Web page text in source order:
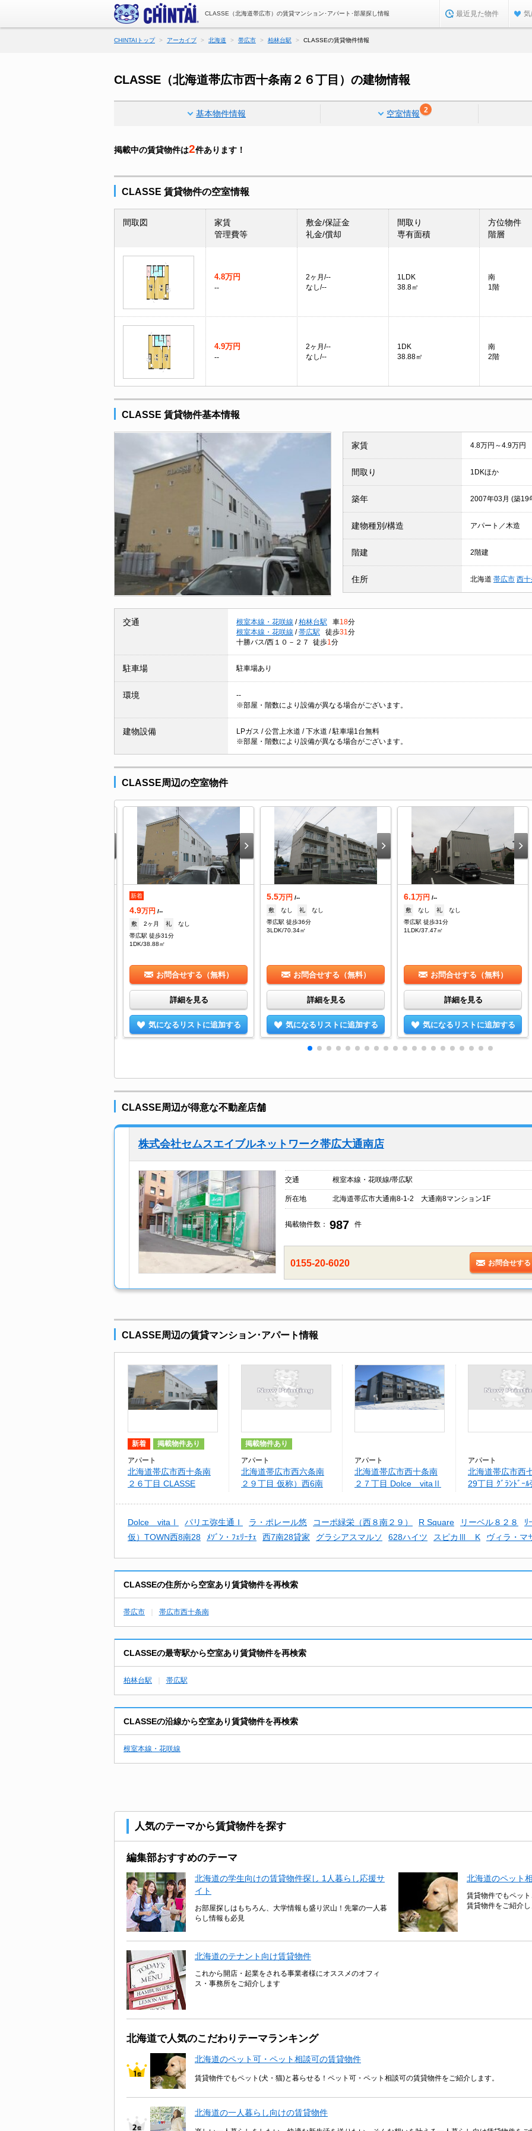
CLASSE（北海道帯広市）の賃貸マンション･アパート･部屋探し情報 最近見た物件 気
CHINTAIトップ アーカイブ 北海道 帯広市 柏林台駅 CLASSEの賃貸物件情報
CLASSE（北海道帯広市西十条南２６丁目）の建物情報
基本物件情報 空室情報 2
掲載中の賃貸物件は2件あります！
CLASSE 賃貸物件の空室情報
間取図
家賃
管理費等
敷金/保証金
礼金/償却
間取り
専有面積
方位物件
階層
4.8万円
--
2ヶ月/--
なし/--
1LDK
38.8㎡
南
1階
4.9万円
--
2ヶ月/--
なし/--
1DK
38.88㎡
南
2階
CLASSE 賃貸物件基本情報
家賃 4.8万円～4.9万円
間取り 1DKほか
築年 2007年03月 (築19
建物種別/構造 アパート／木造
階建 2階建
住所 北海道 帯広市 西十
交通 根室本線・花咲線 / 柏林台駅 車18分
根室本線・花咲線 / 帯広駅 徒歩31 分
十勝バス/西１０－２７ 徒歩1 分
駐車場 駐車場あり
環境
--
※部屋・階数により設備が異なる場合がございます。
建物設備
LPガス / 公営上水道 / 下水道 / 駐車場1台無料
※部屋・階数により設備が異なる場合がございます。
CLASSE周辺の空室物件
新着
4.9万円 /--
敷
2ヶ月 礼
なし
帯広駅 徒歩31分
1DK/38.88㎡
お問合せする（無料）
詳細を見る
気になるリストに追加する
5.5万円 /--
敷
なし 礼
なし
帯広駅 徒歩36分
3LDK/70.34㎡
お問合せする（無料）
詳細を見る
気になるリストに追加する
6.1万円 /--
敷
なし 礼
なし
帯広駅 徒歩31分
1LDK/37.47㎡
お問合せする（無料）
詳細を見る
気になるリストに追加する
CLASSE周辺が得意な不動産店舗
株式会社セムスエイブルネットワーク帯広大通南店
交通 根室本線・花咲線/帯広駅
所在地 北海道帯広市大通南8-1-2 大通南8マンション1F
掲載物件数： 987 件
0155-20-6020 お問合せする
CLASSE周辺の賃貸マンション･アパート情報
新着 掲載物件あり
アパート
北海道帯広市西十条南
２６丁目 CLASSE
掲載物件あり
アパート
北海道帯広市西六条南
２９丁目 仮称）西6南
アパート
北海道帯広市西十条南
２７丁目 Dolce vitaⅡ
アパート
北海道帯広市西
29丁目 ｸﾞﾗﾝﾄﾞｰﾙ
Dolce vitaⅠ パリエ弥生通Ｉ ラ・ポレール悠 コーポ緑栄（西８南２９） R Square リーベル８２８ ﾘ
仮）TOWN西8南28
ﾒｿﾞﾝ・ﾌｪﾘｰﾁｪ 西7南28貸家 グラシアスマルソ 628ハイツ スピカⅢ K ヴィラ・マ
CLASSEの住所から空室あり賃貸物件を再検索
帯広市 帯広市西十条南
CLASSEの最寄駅から空室あり賃貸物件を再検索
柏林台駅 帯広駅
CLASSEの沿線から空室あり賃貸物件を再検索
根室本線・花咲線
人気のテーマから賃貸物件を探す
編集部おすすめのテーマ
北海道の学生向けの賃貸物件探し 1人暮らし応援サ
イト
お部屋探しはもちろん、大学情報も盛り沢山！先輩の一人暮
らし情報も必見
北海道のペット
賃貸物件でもペッ
賃貸物件をご紹介し
北海道のテナント向け賃貸物件
これから開店・起業をされる事業者様にオススメのオフィ
ス・事務所をご紹介します
北海道で人気のこだわりテーマランキング
北海道のペット可・ペット相談可の賃貸物件
賃貸物件でもペット(犬・猫)と暮らせる！ペット可・ペット相談可の賃貸物件をご紹介します。
北海道の一人暮らし向けの賃貸物件